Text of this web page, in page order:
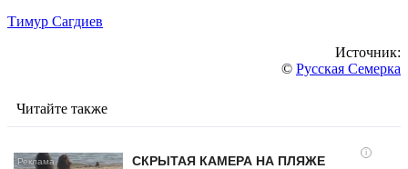
Тимур Сагдиев
Источник:
© Русская Семерка
Читайте также
i
СКРЫТАЯ КАМЕРА НА ПЛЯЖЕ